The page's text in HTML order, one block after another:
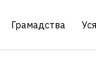
Грамадства